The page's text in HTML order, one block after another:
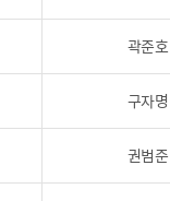
곽준호
구자명
권범준